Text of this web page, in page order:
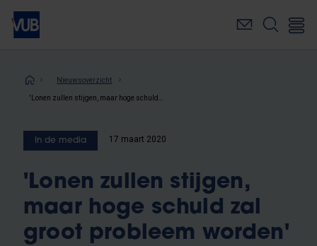
Overslaan
naar
inhoudKruimelpad
Nieuwsoverzicht
In de media 17 maart 2020
'Lonen zullen stijgen,
maar hoge schuld zal
groot probleem worden'